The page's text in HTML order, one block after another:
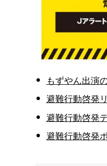
もずやん出演
避難行動啓発
避難行動啓発
避難行動啓発